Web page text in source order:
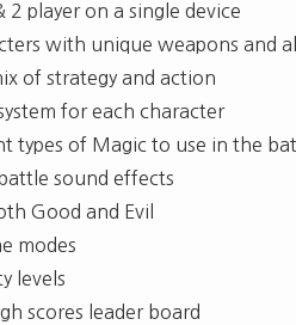
2 player on a single device
with unique weapons and
of strategy and action
system for each character
types of Magic to use in the
sound effects
Good and Evil
modes
levels
scores leader board